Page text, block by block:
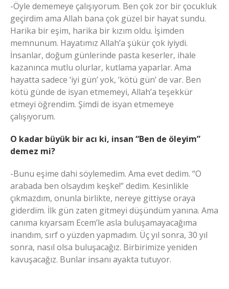
-Öyle dememeye çalışıyorum. Ben çok zor bir çocukluk
geçirdim ama Allah bana çok güzel bir hayat sundu.
Harika bir eşim, harika bir kızım oldu. İşimden
memnunum. Hayatımız Allah’a şükür çok iyiydi.
İnsanlar, doğum günlerinde pasta keserler, ihale
kazanınca mutlu olurlar, kutlama yaparlar. Ama
hayatta sadece ‘iyi gün’ yok, ‘kötü gün’ de var. Ben
kötü günde de isyan etmemeyi, Allah’a teşekkür
etmeyi öğrendim. Şimdi de isyan etmemeye
çalışıyorum.
O kadar büyük bir acı ki, insan “Ben de öleyim”
demez mi?
-Bunu eşime dahi söylemedim. Ama evet dedim. “O
arabada ben olsaydım keşke!” dedim. Kesinlikle
çıkmazdım, onunla birlikte, nereye gittiyse oraya
giderdim. İlk gün zaten gitmeyi düşündüm yanına. Ama
canıma kıyarsam Ecem’le asla buluşamayacağıma
inandım, sırf o yüzden yapmadım. Üç yıl sonra, 30 yıl
sonra, nasıl olsa buluşacağız. Birbirimize yeniden
kavuşacağız. Bunlar insanı ayakta tutuyor.